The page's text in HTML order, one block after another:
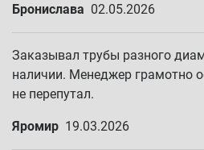
Бронислава 02.05.2026
Заказывал трубы разного
наличии. Менеджер грамотно
не перепутал.
Яромир 19.03.2026